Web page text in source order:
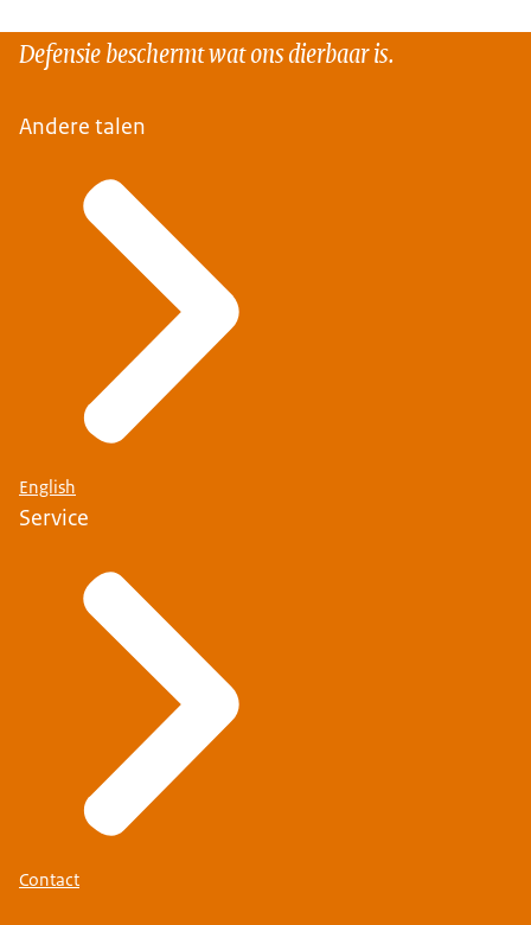
Defensie beschermt wat ons dierbaar is.
Andere talen
English
Service
Contact